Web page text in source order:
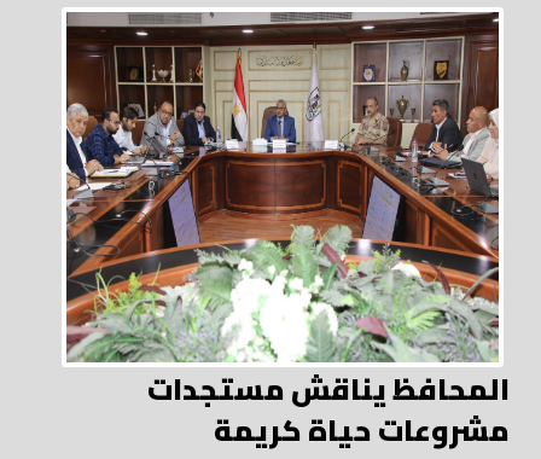
المحافظ يناقش مستجدات
مشروعات حياة كريمة